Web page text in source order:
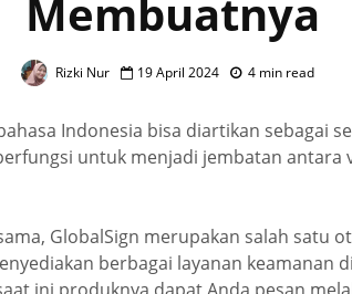
Membuatnya
Rizki Nur 19 April 2024 4 min read
Indonesia bisa diartikan sebagai
untuk menjadi jembatan antara
GlobalSign merupakan salah satu
berbagai layanan keamanan